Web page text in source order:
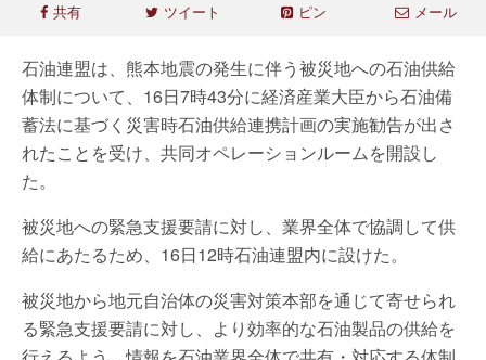
共有 ツイート ピン メール
石油連盟は、熊本地震の発生に伴う被災地への石油供給
体制について、16日7時43分に経済産業大臣から石油備
蓄法に基づく災害時石油供給連携計画の実施勧告が出さ
れたことを受け、共同オペレーションルームを開設し
た。
被災地への緊急支援要請に対し、業界全体で協調して供
給にあたるため、16日12時石油連盟内に設けた。
被災地から地元自治体の災害対策本部を通じて寄せられ
る緊急支援要請に対し、より効率的な石油製品の供給を